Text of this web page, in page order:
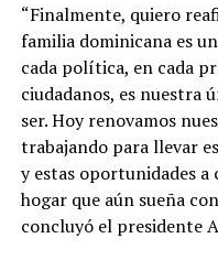
“Finalmente, quiero
familia dominicana es
cada política, en cada
ciudadanos, es nuestra
ser. Hoy renovamos
trabajando para llevar
y estas oportunidades a
hogar que aún sueña
concluyó el presidente